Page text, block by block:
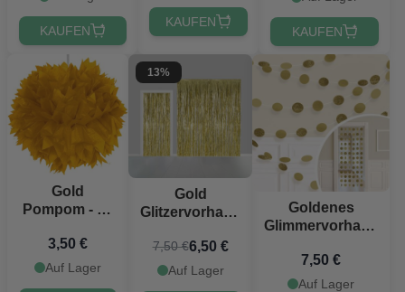
KAUFEN
KAUFEN
KAUFEN
Gold
Pompom - 30
3,50 €
Auf Lager
13%
Gold
Glitzervorhang
7,50 €6,50 €
Auf Lager
Goldenes
Glimmervorhang
7,50 €
Auf Lager